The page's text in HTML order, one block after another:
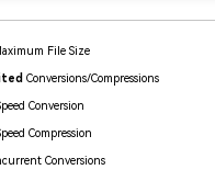
File Size
Conversions/Compressions
Conversion
Compression
Conversions